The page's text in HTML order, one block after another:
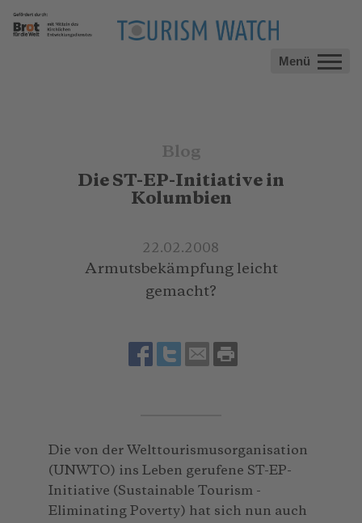
Menü
Blog
Die ST-EP-Initiative in
Kolumbien
22.02.2008
Armutsbekämpfung leicht
gemacht?
Die von der Welttourismusorganisation
(UNWTO) ins Leben gerufene ST-EP-
Initiative (Sustainable Tourism -
Eliminating Poverty) hat sich nun auch